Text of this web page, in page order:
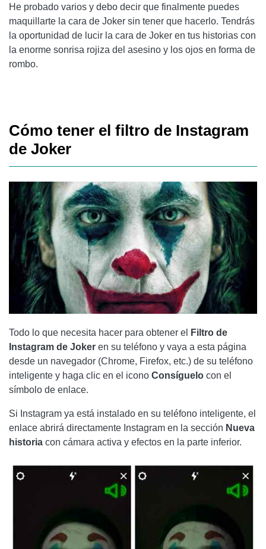
He probado varios y debo decir que finalmente puedes
maquillarte la cara de Joker sin tener que hacerlo. Tendrás
la oportunidad de lucir la cara de Joker en tus historias con
la enorme sonrisa rojiza del asesino y los ojos en forma de
rombo.
Cómo tener el filtro de Instagram
de Joker
Todo lo que necesita hacer para obtener el
Filtro de
Instagram de Joker en su teléfono y vaya a esta página
desde un navegador (Chrome, Firefox, etc.) de su teléfono
inteligente y haga clic en el icono Consíguelo con el
símbolo de enlace.
Si Instagram ya está instalado en su teléfono inteligente, el
enlace abrirá directamente Instagram en la sección Nueva
historia con cámara activa y efectos en la parte inferior.